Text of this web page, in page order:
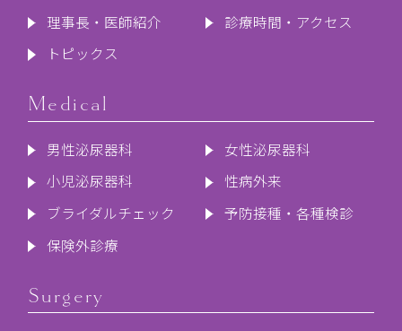
理事長・医師紹介
診療時間・アクセス
トピックス
Medical
男性泌尿器科
女性泌尿器科
小児泌尿器科
性病外来
ブライダルチェック
予防接種・各種検診
保険外診療
Surgery